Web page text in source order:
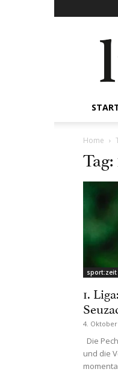
Home
sport:zeit
1.
4. Oktober
Die
und die